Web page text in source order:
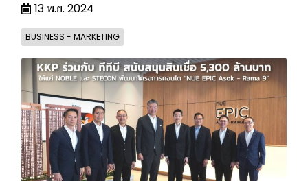
13 พ.ย. 2024
BUSINESS - MARKETING